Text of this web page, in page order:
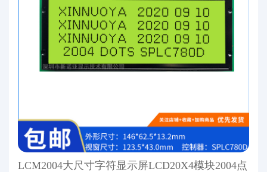
LCM2004大尺寸字符显示屏LCD20X4模块2004点